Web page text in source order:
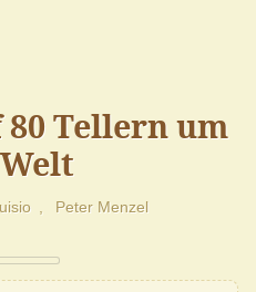
Tellern um
Peter Menzel